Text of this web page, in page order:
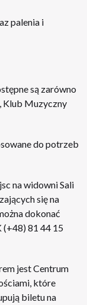
palenia i
są zarówno
Klub Muzyczny
do potrzeb
na widowni Sali
się na
dokonać
(+48) 81 44 15
jest Centrum
które
biletu na